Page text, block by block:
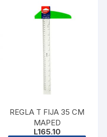
REGLA T FIJA 35 CM
MAPED
L165.10